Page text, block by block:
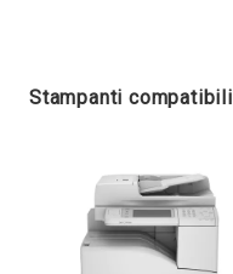
Stampanti compatibili